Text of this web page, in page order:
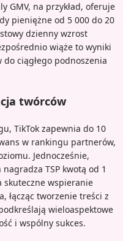
GMV, na przykład, oferuje
pieniężne od 5 000 do 20
dzienny wzrost
wiąże to wyniki
ciągłego podnoszenia
twórców
TikTok zapewnia do 10
w rankingu partnerów,
Jednocześnie,
TSP kwotą od 1
skuteczne wspieranie
łącząc tworzenie treści z
wieloaspektowe
i wspólny sukces.